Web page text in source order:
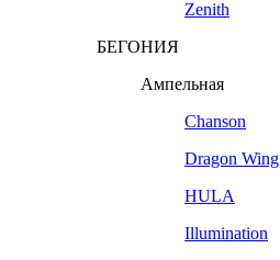
Zenith
БЕГОНИЯ
Ампельная
Chanson
Dragon Wing
HULA
Illumination